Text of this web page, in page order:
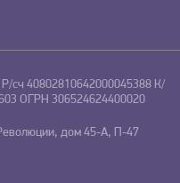
Р/сч 40802810642000045388 К/
ОГРН 306524624400020
дом 45-А, П-47